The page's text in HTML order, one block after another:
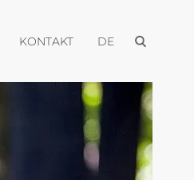
Menü öffnen
KONTAKTMenü öffnen
DE Menü öffnen